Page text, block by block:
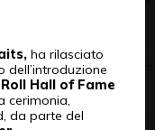
ha rilasciato
dell’introduzione
Hall of Fame
cerimonia,
da parte del